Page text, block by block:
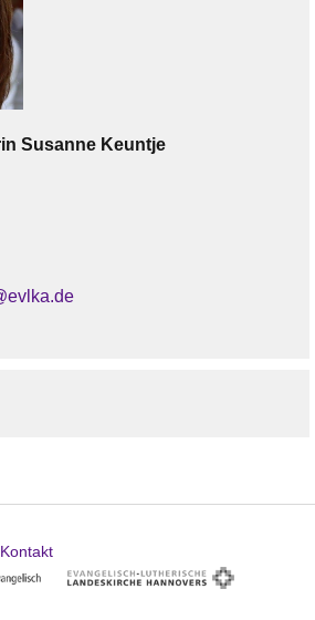
Susanne Keuntje
Kontakt